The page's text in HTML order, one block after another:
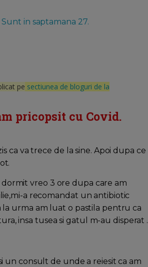
in saptamana 27.
pe sectiunea de bloguri de la
pricopsit cu Covid.
ca va trece de la sine. Apoi dupa ce
vreo 3 ore dupa care am
a recomandat un antibiotic
la urma am luat o pastila pentru ca
insa tusea si gatul m-au disperat .
un consult de unde a reiesit ca am